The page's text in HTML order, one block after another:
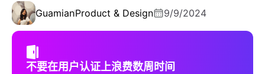
GuamianProduct & Design 9/9/2024
不要在用户认证上浪费数周时间